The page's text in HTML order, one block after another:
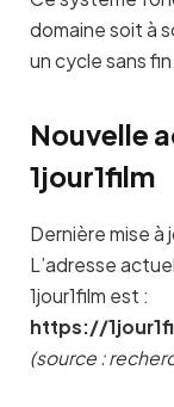
domaine soit à
un cycle sans fin.
Nouvelle
1jour1film
Dernière mise à
L’adresse
1jour1film est :
https://
(source :